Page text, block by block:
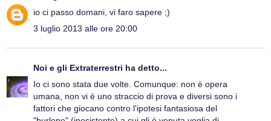
io ci passo domani, vi faro sapere ;)
3 luglio 2013 alle ore 20:00
Noi e gli Extraterrestri ha detto...
Io ci sono stata due volte. Comunque: non è opera
umana, non vi è uno straccio di prova e diversi sono i
fattori che giocano contro l'ipotesi fantasiosa del